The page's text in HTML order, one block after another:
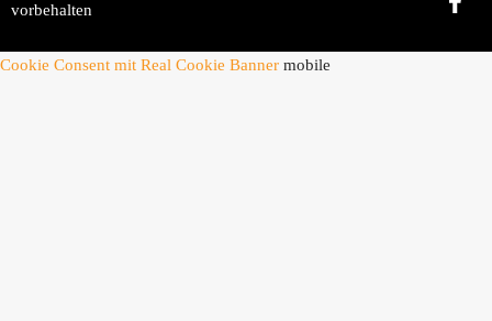
vorbehalten
Cookie Consent mit Real Cookie Banner